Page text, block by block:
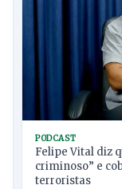
PODCAST
Felipe Vital diz
criminoso” e
terroristas